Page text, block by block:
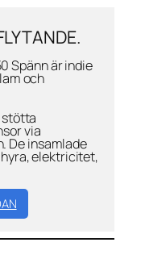
Spänn är indie
och
stötta
via
De insamlade
elektricitet,